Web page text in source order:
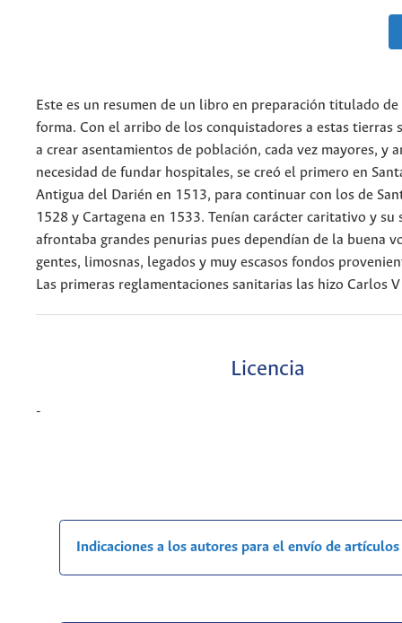
Este es un resumen de un libro en preparación titulado de
forma. Con el arribo de los conquistadores a estas tierras
a crear asentamientos de población, cada vez mayores, y
necesidad de fundar hospitales, se creó el primero en
Antigua del Darién en 1513, para continuar con los de
1528 y Cartagena en 1533. Tenían carácter caritativo y su
afrontaba grandes penurias pues dependían de la buena
gentes, limosnas, legados y muy escasos fondos
Las primeras reglamentaciones sanitarias las hizo Carlos
Licencia
-
Indicaciones a los autores para el envío de artículos